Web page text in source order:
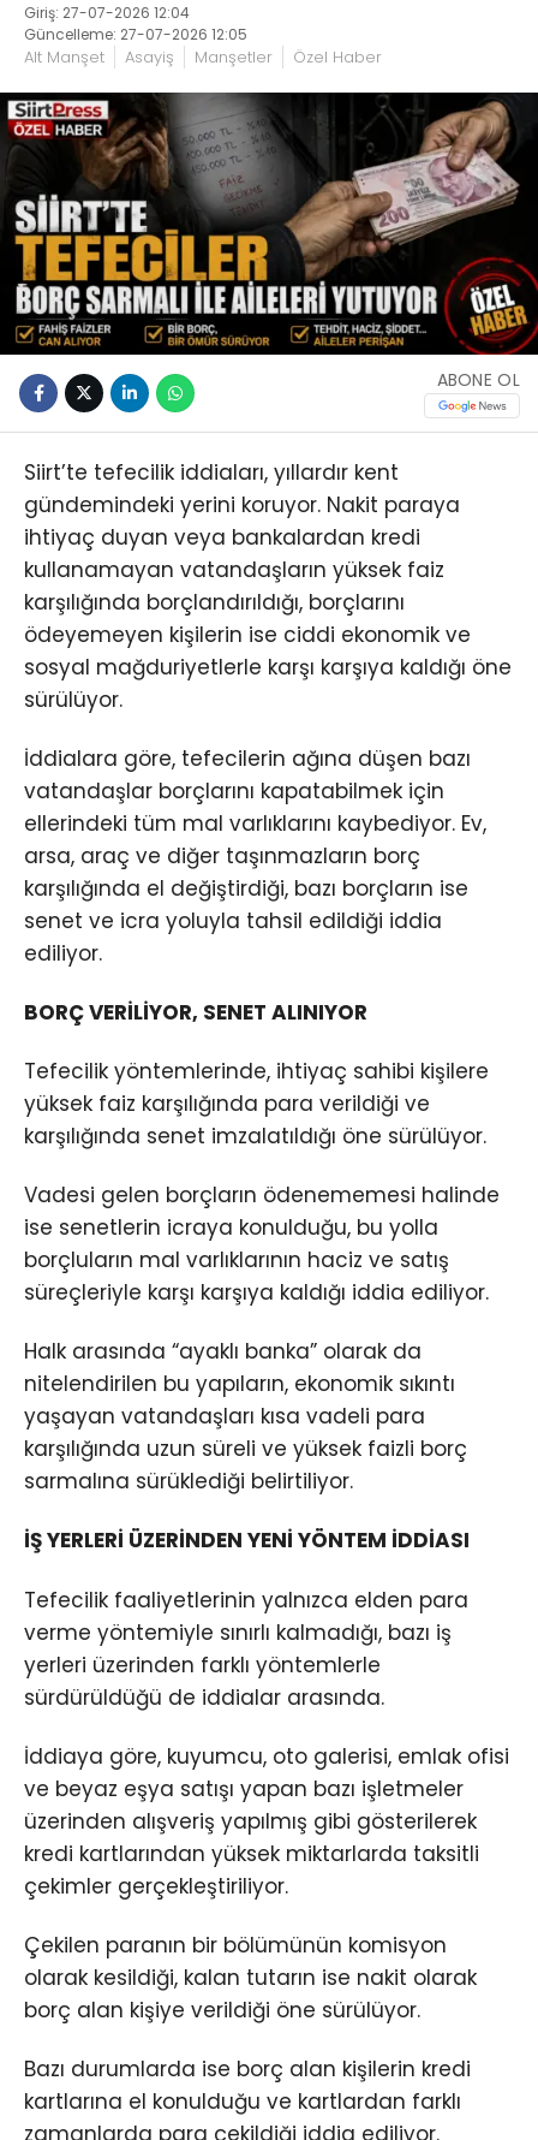
Giriş: 27-07-2026 12:04
Güncelleme: 27-07-2026 12:05
Alt Manşet Asayiş Manşetler Özel Haber
ABONE OL
Siirt’te tefecilik iddiaları, yıllardır kent
gündemindeki yerini koruyor. Nakit paraya
ihtiyaç duyan veya bankalardan kredi
kullanamayan vatandaşların yüksek faiz
karşılığında borçlandırıldığı, borçlarını
ödeyemeyen kişilerin ise ciddi ekonomik ve
sosyal mağduriyetlerle karşı karşıya kaldığı öne
sürülüyor.
İddialara göre, tefecilerin ağına düşen bazı
vatandaşlar borçlarını kapatabilmek için
ellerindeki tüm mal varlıklarını kaybediyor. Ev,
arsa, araç ve diğer taşınmazların borç
karşılığında el değiştirdiği, bazı borçların ise
senet ve icra yoluyla tahsil edildiği iddia
ediliyor.
BORÇ VERİLİYOR, SENET ALINIYOR
Tefecilik yöntemlerinde, ihtiyaç sahibi kişilere
yüksek faiz karşılığında para verildiği ve
karşılığında senet imzalatıldığı öne sürülüyor.
Vadesi gelen borçların ödenememesi halinde
ise senetlerin icraya konulduğu, bu yolla
borçluların mal varlıklarının haciz ve satış
süreçleriyle karşı karşıya kaldığı iddia ediliyor.
Halk arasında “ayaklı banka” olarak da
nitelendirilen bu yapıların, ekonomik sıkıntı
yaşayan vatandaşları kısa vadeli para
karşılığında uzun süreli ve yüksek faizli borç
sarmalına sürüklediği belirtiliyor.
İŞ YERLERİ ÜZERİNDEN YENİ YÖNTEM İDDİASI
Tefecilik faaliyetlerinin yalnızca elden para
verme yöntemiyle sınırlı kalmadığı, bazı iş
yerleri üzerinden farklı yöntemlerle
sürdürüldüğü de iddialar arasında.
İddiaya göre, kuyumcu, oto galerisi, emlak ofisi
ve beyaz eşya satışı yapan bazı işletmeler
üzerinden alışveriş yapılmış gibi gösterilerek
kredi kartlarından yüksek miktarlarda taksitli
çekimler gerçekleştiriliyor.
Çekilen paranın bir bölümünün komisyon
olarak kesildiği, kalan tutarın ise nakit olarak
borç alan kişiye verildiği öne sürülüyor.
Bazı durumlarda ise borç alan kişilerin kredi
kartlarına el konulduğu ve kartlardan farklı
zamanlarda para çekildiği iddia ediliyor.